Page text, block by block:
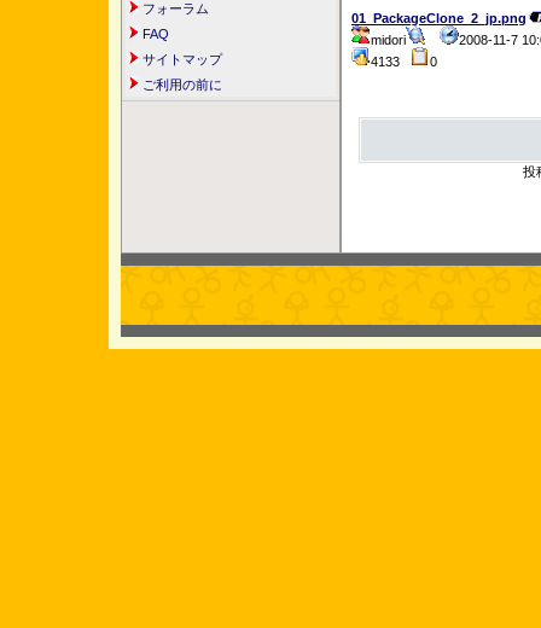
フォーラム
FAQ
サイトマップ
ご利用の前に
01_PackageClone_2_jp.png
midori
2008-11-7
4133
0
投